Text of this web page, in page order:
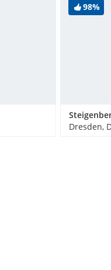
98%
Dresden,